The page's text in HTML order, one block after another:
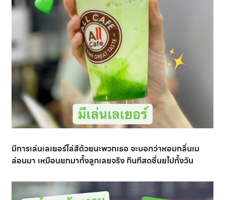
มีการเล่นเลเยอร์ไล่สีด้วยนะพวกเธอ จะบอกว่าหอมกลิ่นเม
ล่อนมา เหมือนยกมาทั้งลูกเลยจริง กินทีสดชื่นยไปทั้งวัน